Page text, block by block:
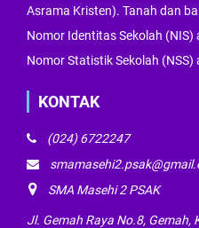
Asrama Kristen). Tanah dan
Nomor Identitas Sekolah
Nomor Statistik Sekolah
KONTAK
(024) 6722247
SMA Masehi 2 PSAK
Jl. Gemah Raya No.8, Gemah,